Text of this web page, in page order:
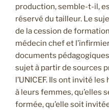
production, semble-t-il,
réservé du tailleur. Le
de la cession de
médecin chef et
documents
sujet à partir de sources
l’UNICEF. Ils ont invité
à leurs femmes, qu’elles
formée, qu’elle soit